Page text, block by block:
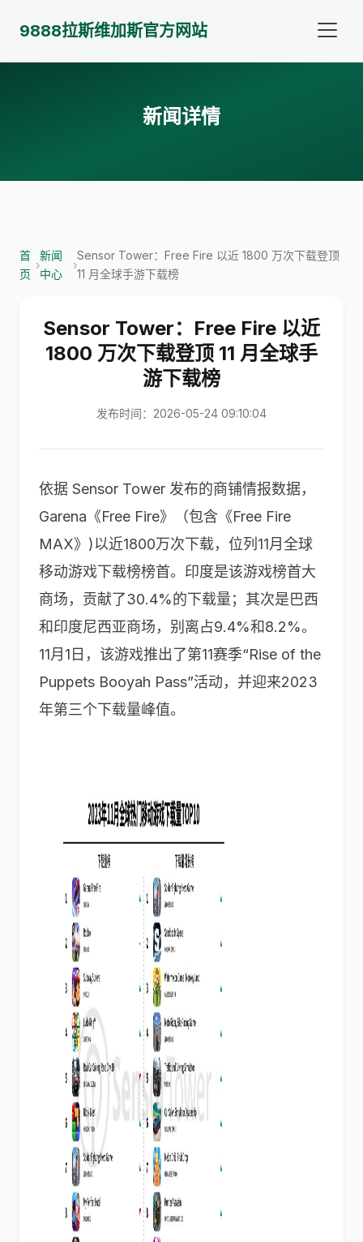
9888拉斯维加斯官方网站
新闻详情
首
页
›
新闻
中心
›
Sensor Tower：Free Fire 以近 1800 万次下载登顶
11 月全球手游下载榜
Sensor Tower：Free Fire 以近
1800 万次下载登顶 11 月全球手
游下载榜
发布时间：2026-05-24 09:10:04
依据 Sensor Tower 发布的商铺情报数据，
Garena《Free Fire》（包含《Free Fire
MAX》)以近1800万次下载，位列11月全球
移动游戏下载榜榜首。印度是该游戏榜首大
商场，贡献了30.4%的下载量；其次是巴西
和印度尼西亚商场，别离占9.4%和8.2%。
11月1日，该游戏推出了第11赛季“Rise of the
Puppets Booyah Pass”活动，并迎来2023
年第三个下载量峰值。